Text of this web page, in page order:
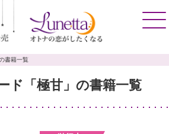
書籍一覧
ド「極甘」の書籍一覧